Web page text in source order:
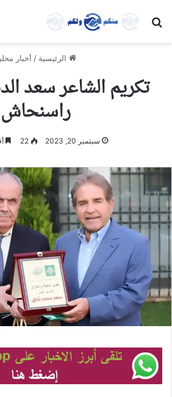
بحث عن
الرئيسية / أخبار
تكريم الشاعر سعد
راسنحاش
سبتمبر 20, 2023 22